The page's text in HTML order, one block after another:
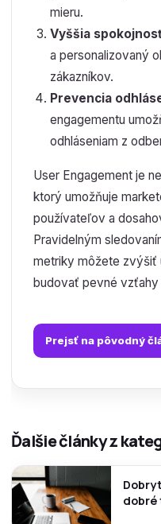
mieru.
Vyššia
a personalizovaný
zákazníkov.
Prevencia
engagementu
odhláseniam z
User Engagement je
ktorý umožňuje
používateľov a
Pravidelným
metriky môžete zvýšiť
budovať pevné
Prejsť na pôvodný
Ďalšie články z
dobré